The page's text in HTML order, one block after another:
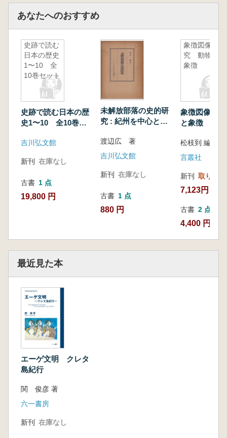
著書『ミノア文字』の出版
第七章 クノッソス遺跡の復元
エヴァンズの宮殿像
シュリーマンの大きな夢
エピローグ
あなたへのおすすめ
史跡で読む
日本の歴史
1〜10 全
10巻セット
史跡で読む日本の歴
史1〜10 全10巻セ
吉川弘文館
新刊 在庫なし
古書 1 点
19,800 円
未解放部落の史的研
究 : 紀州を中心とし
渡辺広 著
吉川弘文館
新刊 在庫なし
古書 1 点
880 円
象徴図像研
究 動物と
象徴
象徴図像研
と象徴
松枝到 編
言叢社
新刊 取り寄せ
7,123円
古書 2 点
4,400 円~
最近見た本
エーゲ文明 クレタ
島紀行
関 俊彦 著
六一書房
新刊 在庫なし